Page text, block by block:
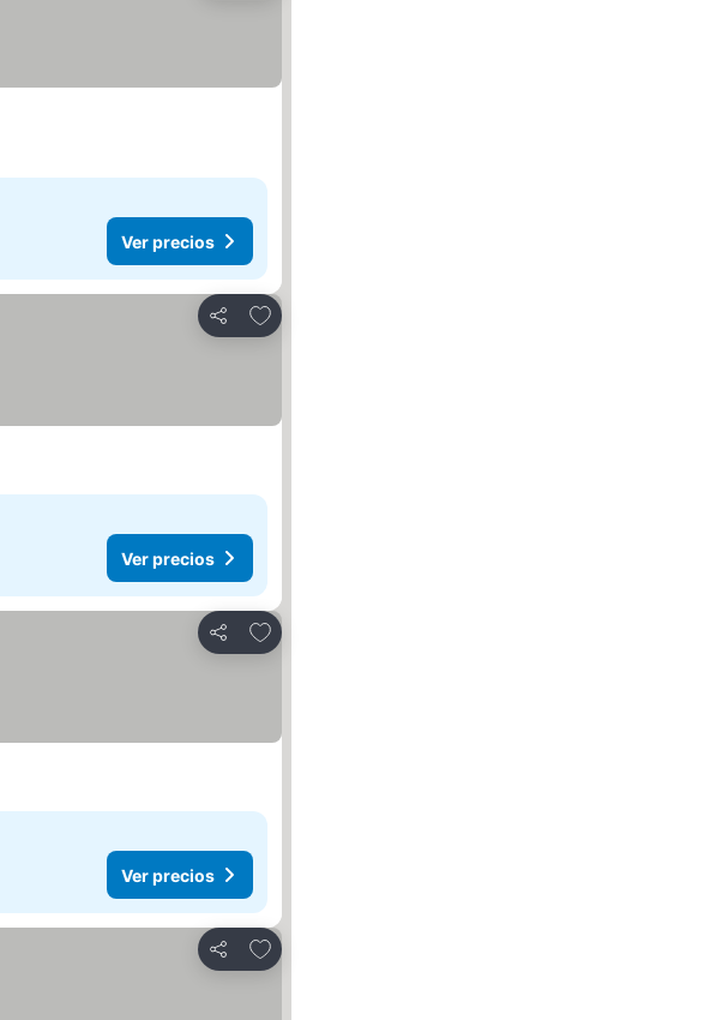
Ver precios
Compartir
Añadir a favoritos
Ver precios
Compartir
Añadir a favoritos
Ver precios
Compartir
Añadir a favoritos